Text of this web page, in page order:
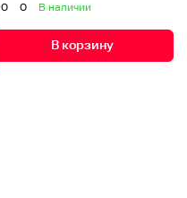
0 0 В наличии
В корзину